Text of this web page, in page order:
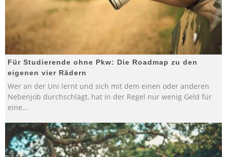
Für Studierende ohne Pkw: Die Roadmap zu den
eigenen vier Rädern
Wer an der Uni lernt und sich mit dem einen oder anderen
Nebenjob durchschlägt, hat in der Regel nur wenig Geld für
eine...